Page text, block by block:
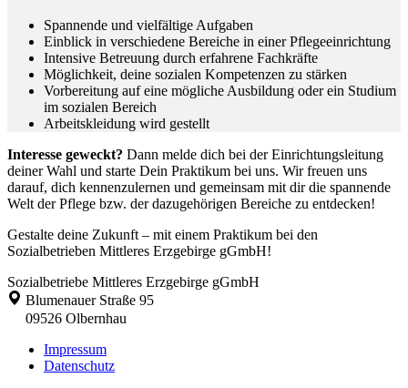
Spannende und vielfältige Aufgaben
Einblick in verschiedene Bereiche in einer Pflegeeinrichtung
Intensive Betreuung durch erfahrene Fachkräfte
Möglichkeit, deine sozialen Kompetenzen zu stärken
Vorbereitung auf eine mögliche Ausbildung oder ein Studium
im sozialen Bereich
Arbeitskleidung wird gestellt
Interesse geweckt? Dann melde dich bei der Einrichtungsleitung
deiner Wahl und starte Dein Praktikum bei uns. Wir freuen uns
darauf, dich kennenzulernen und gemeinsam mit dir die spannende
Welt der Pflege bzw. der dazugehörigen Bereiche zu entdecken!
Gestalte deine Zukunft – mit einem Praktikum bei den
Sozialbetrieben Mittleres Erzgebirge gGmbH!
Sozialbetriebe Mittleres Erzgebirge gGmbH
Blumenauer Straße 95
09526 Olbernhau
Impressum
Datenschutz